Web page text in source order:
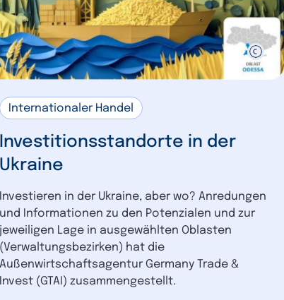
Internationaler Handel
Investitionsstandorte in der
Ukraine
Investieren in der Ukraine, aber wo? Anredungen
und Informationen zu den Potenzialen und zur
jeweiligen Lage in ausgewählten Oblasten
(Verwaltungsbezirken) hat die
Außenwirtschaftsagentur Germany Trade &
Invest (GTAI) zusammengestellt.